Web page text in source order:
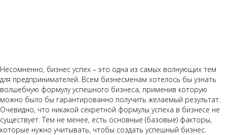
Несомненно, бизнес успех – это одна из самых волнующих тем
для предпринимателей. Всем бизнесменам хотелось бы узнать
волшебную формулу успешного бизнеса, применив которую
можно было бы гарантированно получить желаемый результат.
Очевидно, что никакой секретной формулы успеха в бизнесе не
существует. Тем не менее, есть основные (базовые) факторы,
которые нужно учитывать, чтобы создать успешный бизнес.